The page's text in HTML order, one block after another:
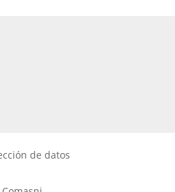
de datos